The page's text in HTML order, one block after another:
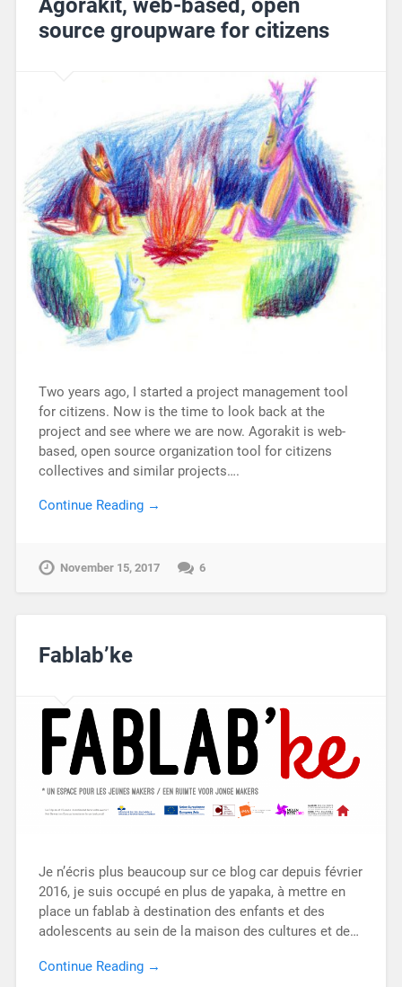
Agorakit, web-based, open
source groupware for citizens
Two years ago, I started a project management tool
for citizens. Now is the time to look back at the
project and see where we are now. Agorakit is web-
based, open source organization tool for citizens
collectives and similar projects….
Continue Reading →
November 15, 2017 6
Fablab’ke
Je n’écris plus beaucoup sur ce blog car depuis février
2016, je suis occupé en plus de yapaka, à mettre en
place un fablab à destination des enfants et des
adolescents au sein de la maison des cultures et de…
Continue Reading →